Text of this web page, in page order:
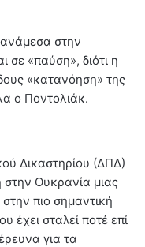
ανάμεσα στην
σε «παύση», διότι η
«κατανόηση» της
ο Ποντολιάκ.
Δικαστηρίου (ΔΠΔ)
Ουκρανία μιας
πιο σημαντική
έχει σταλεί ποτέ επί
για τα